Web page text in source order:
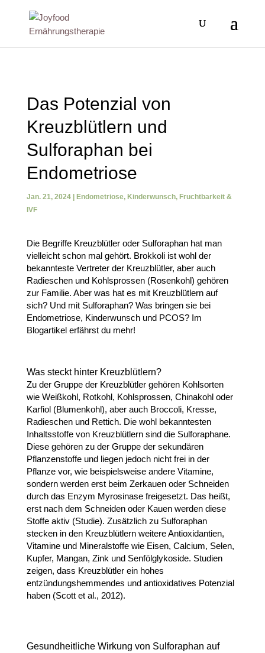
Das Potenzial von
Kreuzblütlern und
Sulforaphan bei
Endometriose
Jan. 21, 2024| Endometriose, Kinderwunsch, Fruchtbarkeit &
IVF
Die Begriffe Kreuzblütler oder Sulforaphan hat man
vielleicht schon mal gehört. Brokkoli ist wohl der
bekannteste Vertreter der Kreuzblütler, aber auch
Radieschen und Kohlsprossen (Rosenkohl) gehören
zur Familie. Aber was hat es mit Kreuzblütlern auf
sich? Und mit Sulforaphan? Was bringen sie bei
Endometriose, Kinderwunsch und PCOS? Im
Blogartikel erfährst du mehr!
Was steckt hinter Kreuzblütlern?
Zu der Gruppe der Kreuzblütler gehören Kohlsorten
wie Weißkohl, Rotkohl, Kohlsprossen, Chinakohl oder
Karfiol (Blumenkohl), aber auch Broccoli, Kresse,
Radieschen und Rettich. Die wohl bekanntesten
Inhaltsstoffe von Kreuzblütlern sind die Sulforaphane.
Diese gehören zu der Gruppe der sekundären
Pflanzenstoffe und liegen jedoch nicht frei in der
Pflanze vor, wie beispielsweise andere Vitamine,
sondern werden erst beim Zerkauen oder Schneiden
durch das Enzym Myrosinase freigesetzt. Das heißt,
erst nach dem Schneiden oder Kauen werden diese
Stoffe aktiv (Studie). Zusätzlich zu Sulforaphan
stecken in den Kreuzblütlern weitere Antioxidantien,
Vitamine und Mineralstoffe wie Eisen, Calcium, Selen,
Kupfer, Mangan, Zink und Senfölglykoside. Studien
zeigen, dass Kreuzblütler ein hohes
entzündungshemmendes und antioxidatives Potenzial
haben (Scott et al., 2012).
Gesundheitliche Wirkung von Sulforaphan auf